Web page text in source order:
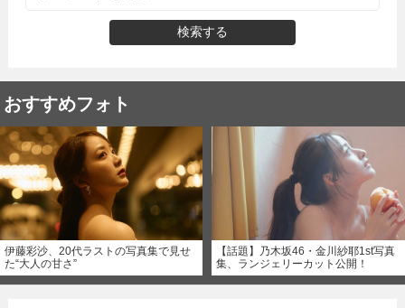
検索する
おすすめフォト
伊藤彩沙、20代ラストの写真集で見せ
た“大人の甘さ”
【話題】乃木坂46・金川紗耶1st写真
集、ランジェリーカット公開！